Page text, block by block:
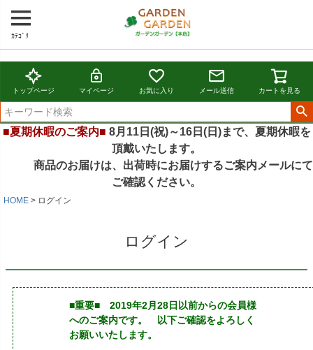
ｶﾃｺﾞﾘ
トップページ マイページ お気に入り メール送信 カートを見る
■夏期休暇のご案内■ 8月11日(祝)～16日(日)まで、夏期休暇を
頂戴いたします。
商品のお届けは、出荷時にお届けするご案内メールにて
ご確認ください。
HOME ログイン
ログイン
■重要■ 2019年2月28日以前からの会員様
へのご案内です。 以下ご確認をよろしく
お願いいたします。